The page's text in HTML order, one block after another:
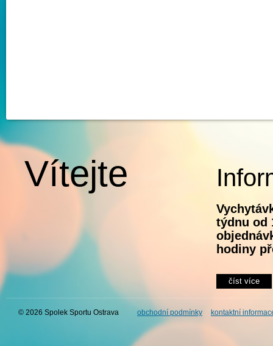
Vítejte
týdnu od
hodiny
číst více
© 2026 Spolek Sportu Ostrava obchodní podmínky kontaktní